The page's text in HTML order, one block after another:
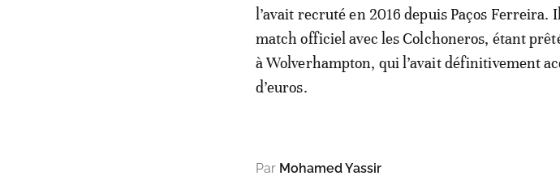
l’avait recruté en 2016 depuis Paços Ferreira.
match officiel avec les Colchoneros, étant
à Wolverhampton, qui l’avait définitivement
d’euros.
Par Mohamed Yassir